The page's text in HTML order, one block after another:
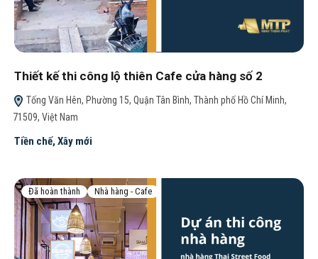
Thiết kế thi công lộ thiên Cafe cửa hàng số 2
Tống Văn Hên, Phường 15, Quận Tân Bình, Thành phố Hồ Chí Minh,
71509, Việt Nam
Tiền chế, Xây mới
Đã hoàn thành Nhà hàng - Cafe